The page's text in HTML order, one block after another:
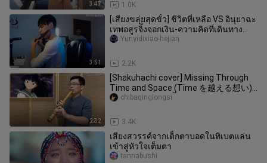
3:47 1.0K
3:51
[เสียงขลุ่ยสุดขั้ว] ชีวิตที่เหลือ VS อินุยาฉะ
เทพอสูรจิ้งจอกเงิน-ความคิดที่เดินทาง
ข้ามกาลเวลาและอวกาศ
2.2K
Yunyidixiao-hejian
2:32
[Shakuhachi cover] Missing Through
Time and Space (Time を越える想い),
อินุยาฉะ เทพอสูรจิ้งจอกเงิน
3.4K
chibaqinglongsi
เสียงสวรรค์จากเด็กตาบอดในทิเบตแล่น
เข้าสู่หัวใจเต็มตา
tannabushi